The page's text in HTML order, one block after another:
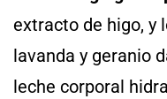
extracto de higo, y
lavanda y geranio
leche corporal